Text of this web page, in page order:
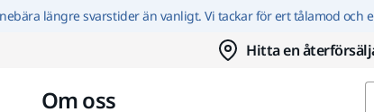
Hoppa till innehållet
längre svarstider än vanligt. Vi tackar för ert tålamod och
Hitta en
Om oss